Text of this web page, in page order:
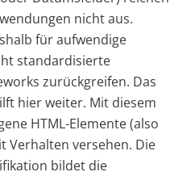
nicht aus.
für aufwendige
standardisierte
zurückgreifen. Das
hier weiter. Mit diesem
HTML-Elemente (also
Verhalten versehen. Die
bildet die